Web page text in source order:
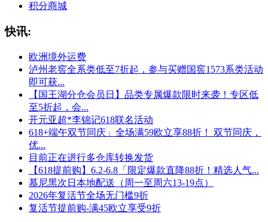
积分商城
快讯:
欧洲境外运费
泸州老窖全系类低至7折起，参与买赠国窖1573系类活动
即可获...
【国王湖分仓会员日】品类专属爆款限时来袭！专区低
至5折起，会...
开元亚超*李锦记618联名活动
618+端午双节同庆」全场满59欧立享88折！ 双节同庆，
优...
目前正在进行多仓库转换发货
【618提前购】6.2-6.8「限定爆款直降88折！精选人气...
慕尼黑次日本地配送（周一至周六13-19点）
2026年复活节全场无门槛9折
复活节提前购-满45欧立享受9折